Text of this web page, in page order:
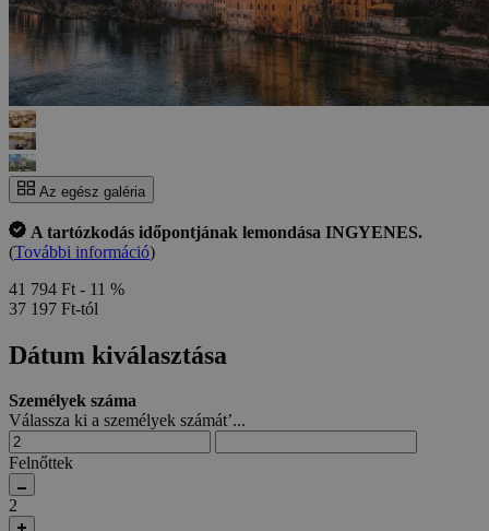
Az egész galéria
A tartózkodás időpontjának lemondása INGYENES.
(További információ)
41 794 Ft - 11 %
37 197 Ft-tól
Dátum kiválasztása
Személyek száma
Válassza ki a személyek számát’...
Felnőttek
2